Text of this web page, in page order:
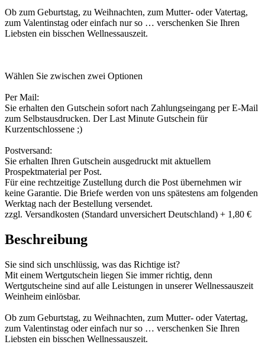
Ob zum Geburtstag, zu Weihnachten, zum Mutter- oder Vatertag,
zum Valentinstag oder einfach nur so … verschenken Sie Ihren
Liebsten ein bisschen Wellnessauszeit.
Wählen Sie zwischen zwei Optionen
Per Mail:
Sie erhalten den Gutschein sofort nach Zahlungseingang per E-Mail
zum Selbstausdrucken. Der Last Minute Gutschein für
Kurzentschlossene ;)
Postversand:
Sie erhalten Ihren Gutschein ausgedruckt mit aktuellem
Prospektmaterial per Post.
Für eine rechtzeitige Zustellung durch die Post übernehmen wir
keine Garantie. Die Briefe werden von uns spätestens am folgenden
Werktag nach der Bestellung versendet.
zzgl. Versandkosten (Standard unversichert Deutschland) + 1,80 €
Beschreibung
Sie sind sich unschlüssig, was das Richtige ist?
Mit einem Wertgutschein liegen Sie immer richtig, denn
Wertgutscheine sind auf alle Leistungen in unserer Wellnessauszeit
Weinheim einlösbar.
Ob zum Geburtstag, zu Weihnachten, zum Mutter- oder Vatertag,
zum Valentinstag oder einfach nur so … verschenken Sie Ihren
Liebsten ein bisschen Wellnessauszeit.